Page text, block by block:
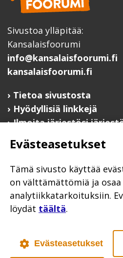
Sivustoa ylläpitää:
Kansalaisfoorumi
info@kansalaisfoorumi.fi
kansalaisfoorumi.fi
Tietoa sivustosta
Hyödyllisiä linkkejä
Ilmoita järjestösi
Järjestötietäjä-testi
Saavutettavuusseloste
Evästekäytännöt
Civil Society
Evästeasetukset
Tämä sivusto käyttää
on välttämättömiä ja
analytiikkatarkoituksiin.
löydät täältä.
Evästeasetukset